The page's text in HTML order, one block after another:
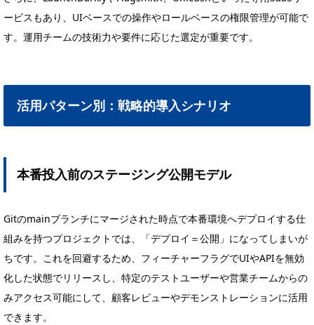
ービスもあり、UIベースでの操作やロールベースの権限管理が可能で
す。運用チームの技術力や要件に応じた選定が重要です。
活用パターン別：戦略的導入シナリオ
本番投入前のステージング公開モデル
Gitのmainブランチにマージされた時点で本番環境へデプロイする仕
組みを持つプロジェクトでは、「デプロイ＝公開」になってしまいが
ちです。これを回避するため、フィーチャーフラグでUIやAPIを無効
化した状態でリリースし、特定のテストユーザーや営業チームからの
みアクセス可能にして、顧客レビューやデモンストレーションに活用
できます。